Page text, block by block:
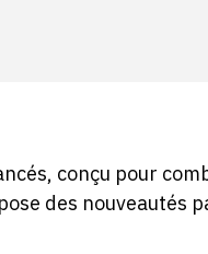
conçu pour
des nouveautés